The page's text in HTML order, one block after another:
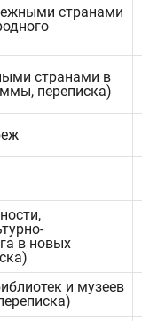
странами
странами в
переписка)
в новых
и музеев